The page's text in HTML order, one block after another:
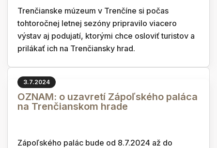
Trenčianske múzeum v Trenčíne si počas
tohtoročnej letnej sezóny pripravilo viacero
výstav aj podujatí, ktorými chce osloviť turistov a
prilákať ich na Trenčiansky hrad.
3.7.2024
OZNAM: o uzavretí Zápoľského paláca
na Trenčianskom hrade
Zápoľského palác bude od 8.7.2024 až do